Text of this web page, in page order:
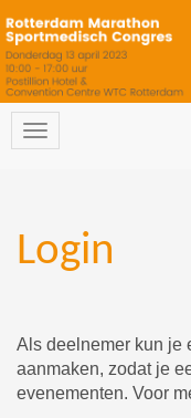
Login
Als deelnemer kun je
aanmaken, zodat je
evenementen. Voor